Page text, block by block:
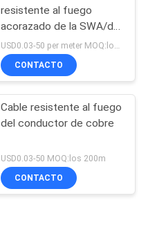
resistente al fuego
acorazado de la SWA/de
STA
USD0.03-50 per meter MOQ:los 200m
CONTACTO
Cable resistente al fuego
del conductor de cobre
USD0.03-50 MOQ:los 200m
CONTACTO